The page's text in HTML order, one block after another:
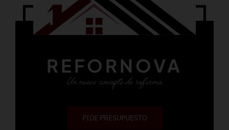
REFORNOVA
Un nuevo concepto de reforma
PIDE PRESUPUESTO